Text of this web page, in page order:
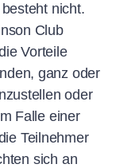
nicht.
Club
Vorteile
ganz oder
oder
Falle einer
Teilnehmer
sich an